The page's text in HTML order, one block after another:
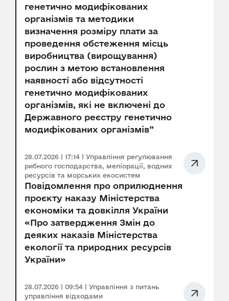
генетично модифікованих
організмів та методики
визначення розміру плати за
проведення обстеження місць
виробництва (вирощування)
рослин з метою встановлення
наявності або відсутності
генетично модифікованих
організмів, які не включені до
Державного реєстру генетично
модифікованих організмів”
28.07.2026 | 17:14 | Управління регулювання
рибного господарства, меліорації, водних
ресурсів та морських екосистем
Повідомлення про оприлюднення
проєкту наказу Міністерства
економіки та довкілля України
«Про затвердження Змін до
деяких наказів Міністерства
екології та природних ресурсів
України»
28.07.2026 | 09:54 | Управління з питань
управління відходами